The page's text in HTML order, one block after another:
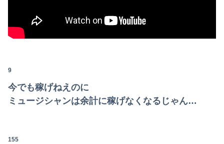
9
今でも稼げねえのに
ミュージシャンは余計に稼げなくなるじゃん…
155